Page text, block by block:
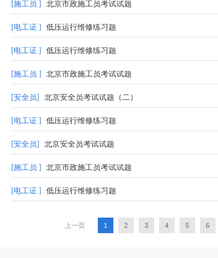
[施工员 ] 北京市政施工员考试试题
[电工证 ] 低压运行维修练习题
[电工证 ] 低压运行维修练习题
[施工员 ] 北京市政施工员考试试题
[安全员] 北京安全员考试试题（二）
[电工证 ] 低压运行维修练习题
[安全员] 北京安全员考试试题
[施工员 ] 北京市政施工员考试试题
[电工证 ] 低压运行维修练习题
上一页 1 2 3 4 5 6